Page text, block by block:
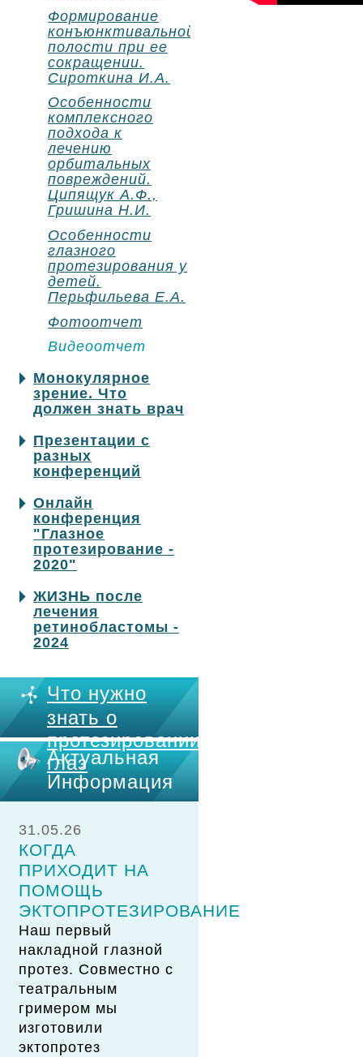
Формирование
конъюнктивальной
полости при ее
сокращении.
Сироткина И.А.
Особенности
комплексного
подхода к
лечению
орбитальных
повреждений.
Ципящук А.Ф.,
Гришина Н.И.
Особенности
глазного
протезирования у
детей.
Перьфильева Е.А.
Фотоотчет
Видеоотчет
Монокулярное
зрение. Что
должен знать врач
Презентации с
разных
конференций
Онлайн
конференция
"Глазное
протезирование -
2020"
ЖИЗНЬ после
лечения
ретинобластомы -
2024
Что нужно
знать о
протезировании
глаз
Актуальная
Информация
31.05.26
КОГДА
ПРИХОДИТ НА
ПОМОЩЬ
ЭКТОПРОТЕЗИРОВАНИЕ
Наш первый
накладной глазной
протез. Совместно с
театральным
гримером мы
изготовили
эктопротез